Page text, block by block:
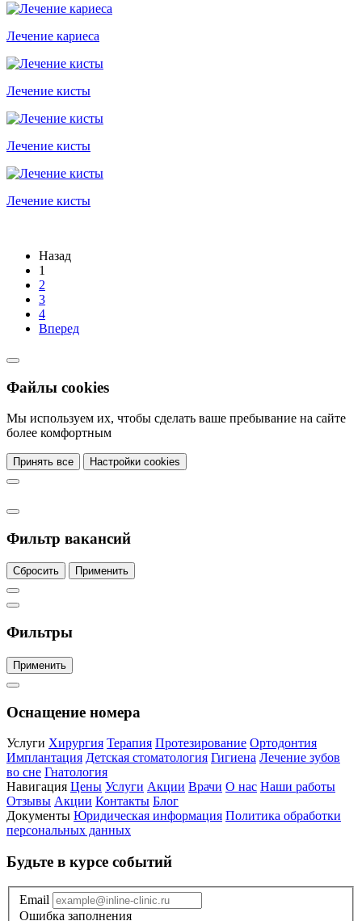
Лечение кариеса
Лечение кисты
Лечение кисты
Лечение кисты
Назад
1
2
3
4
Вперед
Файлы cookies
Мы используем их, чтобы сделать ваше пребывание на сайте
более комфортным
Принять все Настройки cookies
Фильтр вакансий
Сбросить Применить
Фильтры
Применить
Оснащение номера
Услуги Хирургия Терапия Протезирование Ортодонтия
Имплантация Детская стоматология Гигиена Лечение зубов
во сне Гнатология
Навигация Цены Услуги Акции Врачи О нас Наши работы
Отзывы Акции Контакты Блог
Документы Юридическая информация Политика обработки
персональных данных
Будьте в курсе событий
Email
Ошибка заполнения